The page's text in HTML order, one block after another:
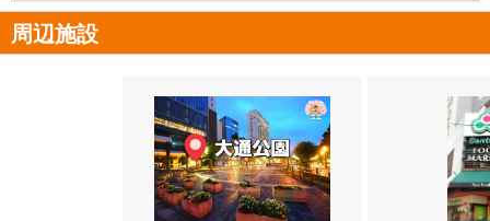
周辺施設